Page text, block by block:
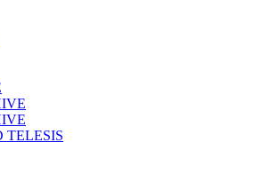
TELESIS